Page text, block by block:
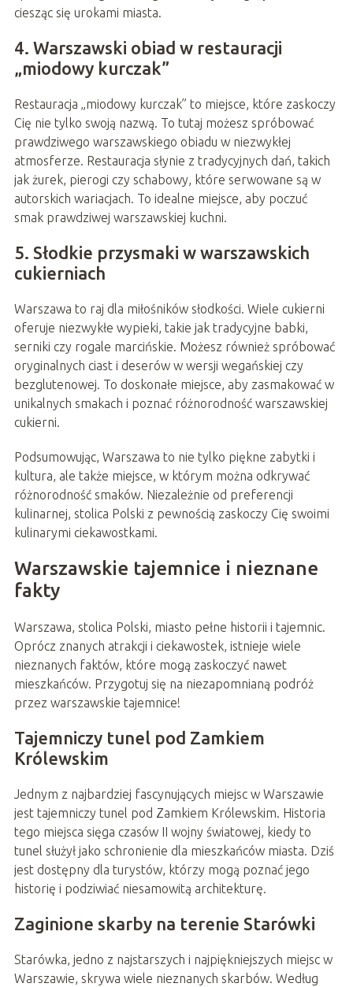
ciesząc się urokami miasta.
4. Warszawski obiad w restauracji
„miodowy kurczak”
Restauracja „miodowy kurczak” to miejsce, które zaskoczy
Cię nie tylko swoją nazwą. To tutaj możesz spróbować
prawdziwego warszawskiego obiadu w niezwykłej
atmosferze. Restauracja słynie z tradycyjnych dań, takich
jak żurek, pierogi czy schabowy, które serwowane są w
autorskich wariacjach. To idealne miejsce, aby poczuć
smak prawdziwej warszawskiej kuchni.
5. Słodkie przysmaki w warszawskich
cukierniach
Warszawa to raj dla miłośników słodkości. Wiele cukierni
oferuje niezwykłe wypieki, takie jak tradycyjne babki,
serniki czy rogale marcińskie. Możesz również spróbować
oryginalnych ciast i deserów w wersji wegańskiej czy
bezglutenowej. To doskonałe miejsce, aby zasmakować w
unikalnych smakach i poznać różnorodność warszawskiej
cukierni.
Podsumowując, Warszawa to nie tylko piękne zabytki i
kultura, ale także miejsce, w którym można odkrywać
różnorodność smaków. Niezależnie od preferencji
kulinarnej, stolica Polski z pewnością zaskoczy Cię swoimi
kulinarymi ciekawostkami.
Warszawskie tajemnice i nieznane
fakty
Warszawa, stolica Polski, miasto pełne historii i tajemnic.
Oprócz znanych atrakcji i ciekawostek, istnieje wiele
nieznanych faktów, które mogą zaskoczyć nawet
mieszkańców. Przygotuj się na niezapomnianą podróż
przez warszawskie tajemnice!
Tajemniczy tunel pod Zamkiem
Królewskim
Jednym z najbardziej fascynujących miejsc w Warszawie
jest tajemniczy tunel pod Zamkiem Królewskim. Historia
tego miejsca sięga czasów II wojny światowej, kiedy to
tunel służył jako schronienie dla mieszkańców miasta. Dziś
jest dostępny dla turystów, którzy mogą poznać jego
historię i podziwiać niesamowitą architekturę.
Zaginione skarby na terenie Starówki
Starówka, jedno z najstarszych i najpiękniejszych miejsc w
Warszawie, skrywa wiele nieznanych skarbów. Według